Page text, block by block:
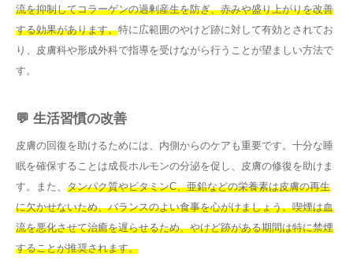
流を抑制してコラーゲンの過剰産生を防ぎ、赤みや盛り上がりを改善
する効果があります。特に広範囲のやけど跡に対して有効とされてお
り、皮膚科や形成外科で指導を受けながら行うことが望ましい方法で
す。
💬 生活習慣の改善
皮膚の回復を助けるためには、内側からのケアも重要です。十分な睡
眠を確保することは成長ホルモンの分泌を促し、皮膚の修復を助けま
す。また、 タンパク質やビタミンC、亜鉛などの栄養素は皮膚の再生
に欠かせないため、バランスのよい食事を心がけましょう。喫煙は血
流を悪化させて治癒を遅らせるため、やけど跡がある期間は特に禁煙
することが推奨されます。